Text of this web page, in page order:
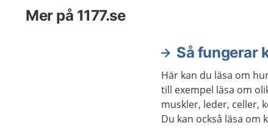
Mer på 1177.se
Så fungerar
Här kan du läsa om
till exempel läsa om
muskler, leder, celler,
Du kan också läsa om